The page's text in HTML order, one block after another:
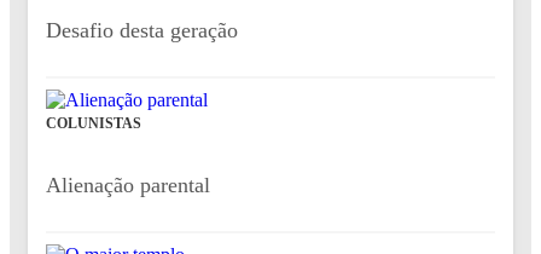
Desafio desta geração
COLUNISTAS
Alienação parental